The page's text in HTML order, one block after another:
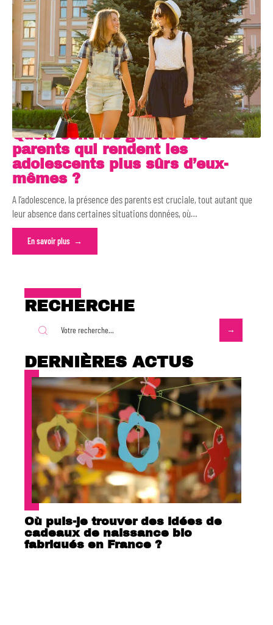
Quels sont les gestes des
parents qui rendent les
adolescents plus sûrs d’eux-
mêmes ?
A l’adolescence, la présence des parents est cruciale, tout autant que
leur absence dans certaines situations données, où…
En savoir plus
RECHERCHE
DERNIÈRES ACTUS
Où puis-je trouver des idées de
cadeaux de naissance bio
fabriqués en France ?